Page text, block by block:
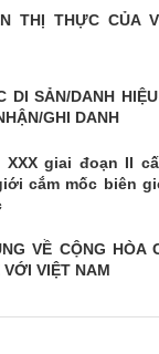
THỊ THỰC CỦA
DI SẢN/DANH
GHI DANH
XXX giai đoạn II
cắm mốc biên
VỀ CỘNG HÒA
VIỆT NAM